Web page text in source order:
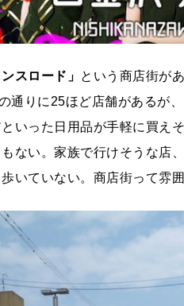
スロード」 という商店街が
通りに25ほど店舗があるが
いった日用品が手軽に買え
ない。家族で行けそうな店
いていない。商店街って雰